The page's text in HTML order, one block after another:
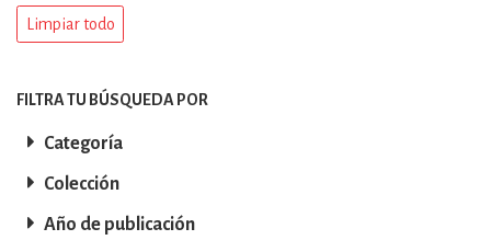
Limpiar todo
FILTRA TU BÚSQUEDA POR
Categoría
Colección
Año de publicación